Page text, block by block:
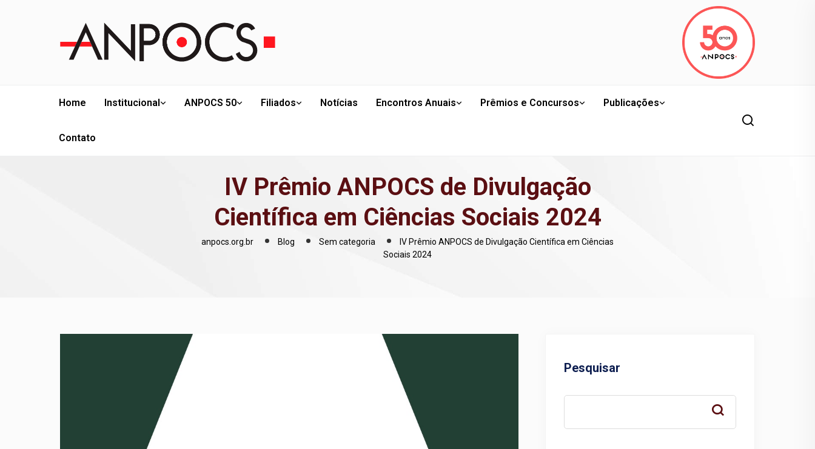
Home Institucional ANPOCS 50 Filiados Notícias Encontros Anuais Prêmios e Concursos Publicações
Contato
IV Prêmio ANPOCS de Divulgação
Científica em Ciências Sociais 2024
anpocs.org.br Blog Sem categoria
IV Prêmio ANPOCS de Divulgação Científica em Ciências
Sociais 2024
Pesquisar